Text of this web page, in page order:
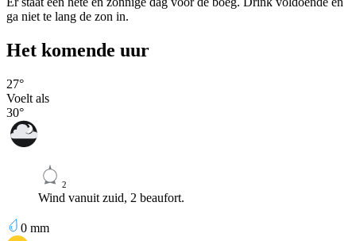
ga niet te lang de zon in.
Het komende uur
27°
Voelt als
30°
2
Wind vanuit zuid, 2 beaufort.
0 mm